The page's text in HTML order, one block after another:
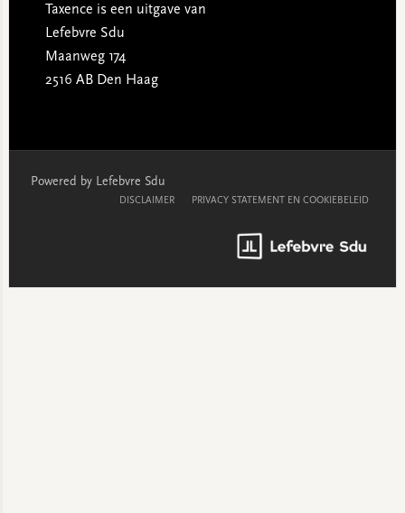
Taxence is een uitgave van
Lefebvre Sdu
Maanweg 174
2516 AB Den Haag
Powered by Lefebvre Sdu
DISCLAIMER PRIVACY STATEMENT EN COOKIEBELEID